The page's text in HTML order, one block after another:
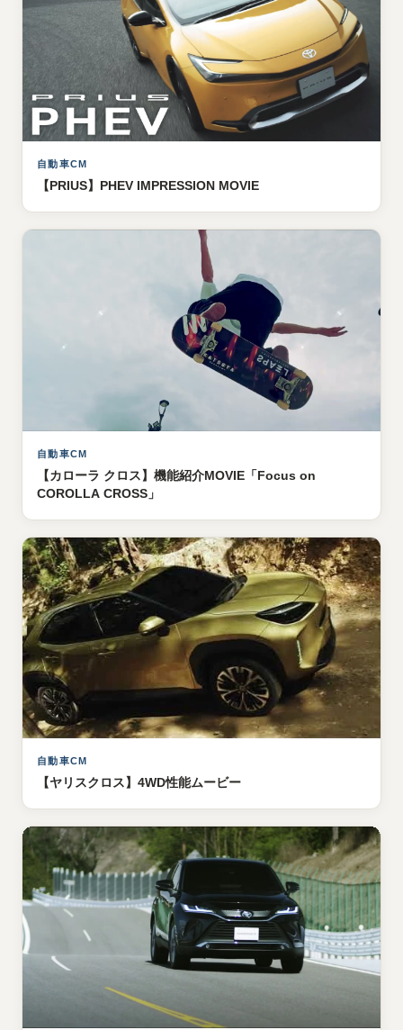
自動車CM
【PRIUS】PHEV IMPRESSION MOVIE
自動車CM
【カローラ クロス】機能紹介MOVIE「Focus on
COROLLA CROSS」
自動車CM
【ヤリスクロス】4WD性能ムービー